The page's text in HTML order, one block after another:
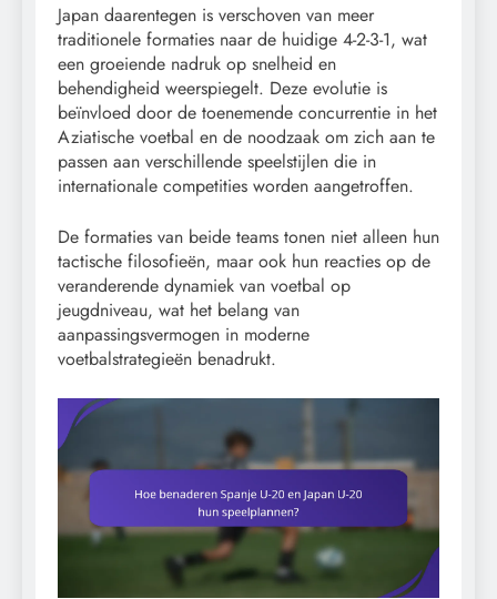
Japan daarentegen is verschoven van meer
traditionele formaties naar de huidige 4-2-3-1, wat
een groeiende nadruk op snelheid en
behendigheid weerspiegelt. Deze evolutie is
beïnvloed door de toenemende concurrentie in het
Aziatische voetbal en de noodzaak om zich aan te
passen aan verschillende speelstijlen die in
internationale competities worden aangetroffen.
De formaties van beide teams tonen niet alleen hun
tactische filosofieën, maar ook hun reacties op de
veranderende dynamiek van voetbal op
jeugdniveau, wat het belang van
aanpassingsvermogen in moderne
voetbalstrategieën benadrukt.